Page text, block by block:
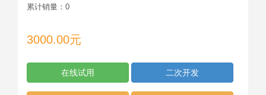
累计销量： 0
3000.00元
在线试用 二次开发